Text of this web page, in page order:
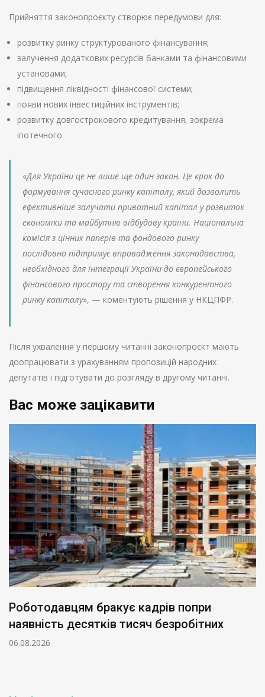
Прийняття законопроєкту створює передумови для:
розвитку ринку структурованого фінансування;
залучення додаткових ресурсів банками та фінансовими
установами;
підвищення ліквідності фінансової системи;
появи нових інвестиційних інструментів;
розвитку довгострокового кредитування, зокрема
іпотечного.
«Для України це не лише ще один закон. Це крок до
формування сучасного ринку капіталу, який дозволить
ефективніше залучати приватний капітал у розвиток
економіки та майбутню відбудову країни. Національна
комісія з цінних паперів та фондового ринку
послідовно підтримує впровадження законодавства,
необхідного для інтеграції України до європейського
фінансового простору та створення конкурентного
ринку капіталу», — коментують рішення у НКЦПФР.
Після ухвалення у першому читанні законопроєкт мають
доопрацювати з урахуванням пропозицій народних
депутатів і підготувати до розгляду в другому читанні.
Вас може зацікавити
Роботодавцям бракує кадрів попри
наявність десятків тисяч безробітних
06.08.2026